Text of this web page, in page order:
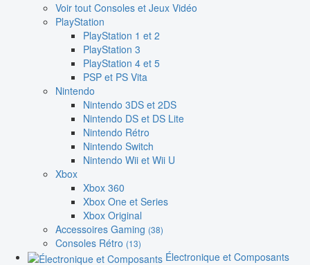
Voir tout Consoles et Jeux Vidéo
PlayStation
PlayStation 1 et 2
PlayStation 3
PlayStation 4 et 5
PSP et PS Vita
Nintendo
Nintendo 3DS et 2DS
Nintendo DS et DS Lite
Nintendo Rétro
Nintendo Switch
Nintendo Wii et Wii U
Xbox
Xbox 360
Xbox One et Series
Xbox Original
Accessoires Gaming (38)
Consoles Rétro (13)
Électronique et Composants